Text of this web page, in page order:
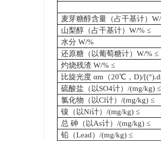
麦芽糖醇含量（占干基计）
山梨醇（占干基计）W/% ≤
水分 W/%
还原糖（以葡萄糖计）W/% ≤
灼烧残渣 W/% ≤
比旋光度 αm（20℃，D)/
硫酸盐（以SO4计）/(mg/kg) ≤
氯化物（以Cl计）/(mg/kg) ≤
镍（以Ni计）/(mg/kg) ≤
总 砷（以As计）/(mg/kg) ≤
铅（Lead）/(mg/kg) ≤